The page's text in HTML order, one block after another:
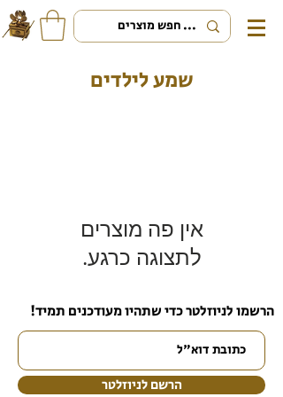
שמע לילדים
לתצוגה כרגע.
הרשמו לניוזלטר כדי שתהיו מעודכנים תמיד!
הרשם לניוזלטר